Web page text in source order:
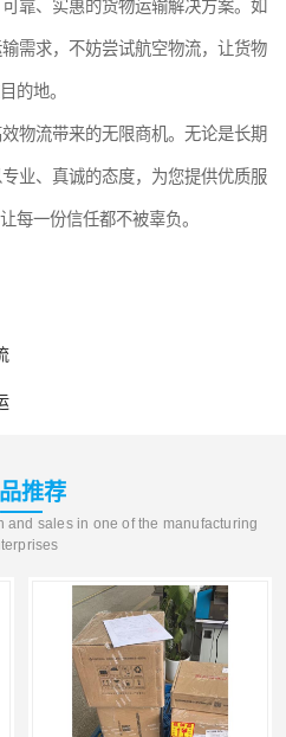
靠、实惠的货物运输解决方案。如
需求，不妨尝试航空物流，让货物
的地。
物流带来的无限商机。无论是长期
业、真诚的态度，为您提供优质服
每一份信任都不被辜负。
推荐
and sales in one of the manufacturing